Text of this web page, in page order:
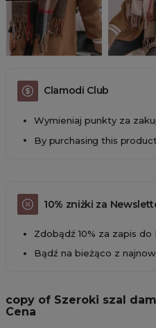
Clamodi Club
Wymieniaj punkty za
By purchasing this
10% zniżki za
Zdobądź 10% za zapis
Bądź na bieżąco z
copy of Szeroki szal
Cena